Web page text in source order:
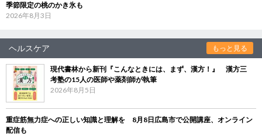
季節限定の桃のかき氷も
2026年8月3日
ヘルスケア もっと見る
現代書林から新刊『こんなときには、まず、漢方！』 漢方三
考塾の15人の医師や薬剤師が執筆
2026年8月5日
重症筋無力症への正しい知識と理解を 8月8日広島市で公開講座、オンライン
配信も